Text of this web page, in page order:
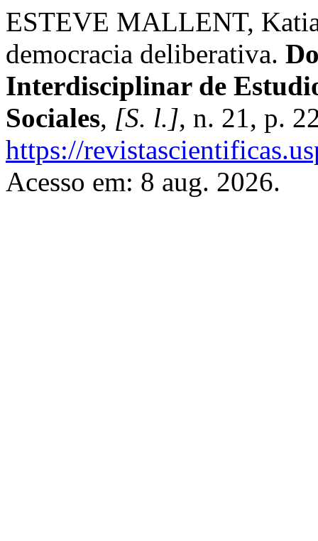
ESTEVE MALLENT,
democracia deliberativa.
Interdisciplinar de
Sociales, [S. l.], n. 21, p.
https://
Acesso em: 8 aug. 2026.